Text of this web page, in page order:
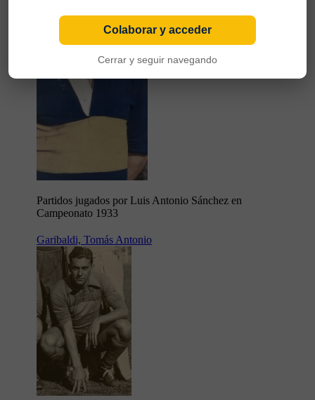
Partidos jugados por Luis Antonio Sánchez en
Campeonato 1933
Garibaldi, Tomás Antonio
Colaborar y acceder
Cerrar y seguir navegando